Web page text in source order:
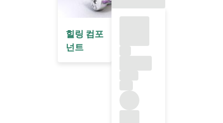
힐링 컴포
넌트